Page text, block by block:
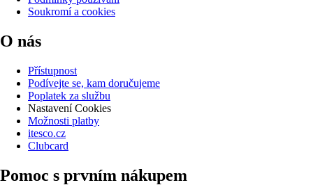
Soukromí a cookies
O nás
Přístupnost
Podívejte se, kam doručujeme
Poplatek za službu
Nastavení Cookies
Možnosti platby
itesco.cz
Clubcard
Pomoc s prvním nákupem